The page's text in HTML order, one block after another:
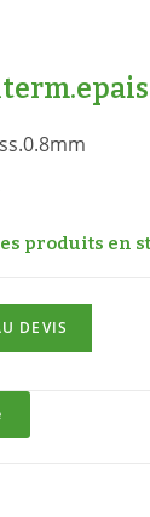
produits en
DEVIS